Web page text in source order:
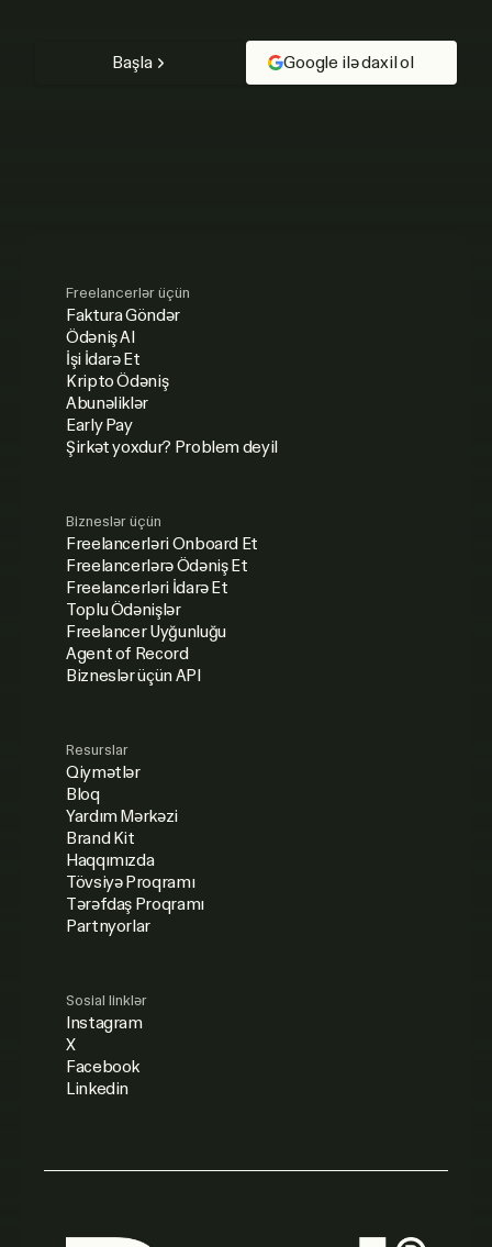
Başla Google ilə daxil ol
Freelancerlər üçün
Faktura Göndər
Ödəniş Al
İşi İdarə Et
Kripto Ödəniş
Abunəliklər
Early Pay
Şirkət yoxdur? Problem deyil
Bizneslər üçün
Freelancerləri Onboard Et
Freelancerlərə Ödəniş Et
Freelancerləri İdarə Et
Toplu Ödənişlər
Freelancer Uyğunluğu
Agent of Record
Bizneslər üçün API
Resurslar
Qiymətlər
Bloq
Yardım Mərkəzi
Brand Kit
Haqqımızda
Tövsiyə Proqramı
Tərəfdaş Proqramı
Partnyorlar
Sosial linklər
Instagram
X
Facebook
Linkedin